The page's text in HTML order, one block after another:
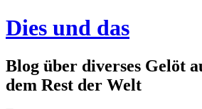
Dies und das
Blog über diverses Gelöt
dem Rest der Welt